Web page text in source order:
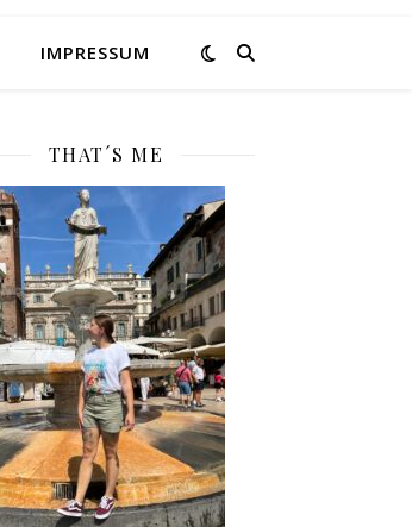
IMPRESSUM
THAT´S ME